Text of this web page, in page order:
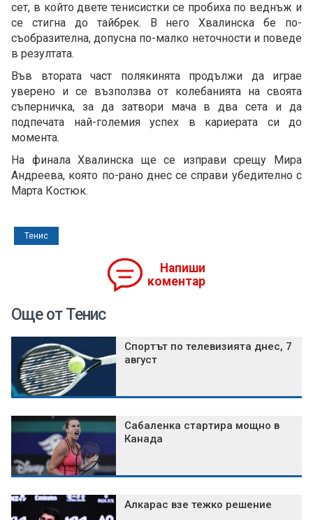
сет, в който двете тенисистки се пробиха по веднъж и
се стигна до тайбрек. В него Хвалинска бе по-
съобразителна, допусна по-малко неточности и поведе
в резултата.
Във втората част полякинята продължи да играе
уверено и се възползва от колебанията на своята
съперничка, за да затвори мача в два сета и да
подпечата най-големия успех в кариерата си до
момента.
На финала Хвалинска ще се изправи срещу Мира
Андреева, която по-рано днес се справи убедително с
Марта Костюк.
Тенис
Напиши
коментар
Още от Тенис
Спортът по телевизията днес, 7
август
Сабаленка стартира мощно в
Канада
Алкарас взе тежко решение